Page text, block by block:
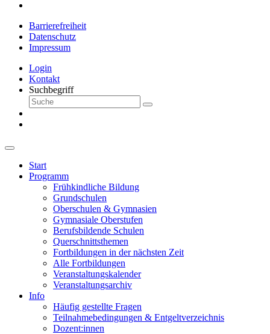
Barrierefreiheit
Datenschutz
Impressum
Login
Kontakt
Suchbegriff
Start
Programm
Frühkindliche Bildung
Grundschulen
Oberschulen & Gymnasien
Gymnasiale Oberstufen
Berufsbildende Schulen
Querschnittsthemen
Fortbildungen in der nächsten Zeit
Alle Fortbildungen
Veranstaltungskalender
Veranstaltungsarchiv
Info
Häufig gestellte Fragen
Teilnahmebedingungen & Entgeltverzeichnis
Dozent:innen